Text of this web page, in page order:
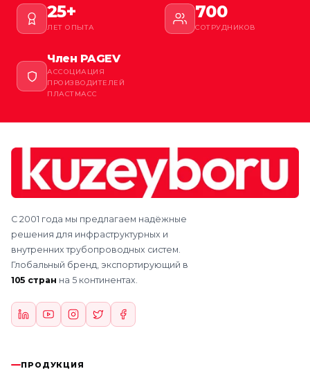
25+
ЛЕТ ОПЫТА
700
СОТРУДНИКОВ
Член PAGEV
АССОЦИАЦИЯ
ПРОИЗВОДИТЕЛЕЙ
ПЛАСТМАСС
С 2001 года мы предлагаем надёжные
решения для инфраструктурных и
внутренних трубопроводных систем.
Глобальный бренд, экспортирующий в
105 стран на 5 континентах.
ПРОДУКЦИЯ